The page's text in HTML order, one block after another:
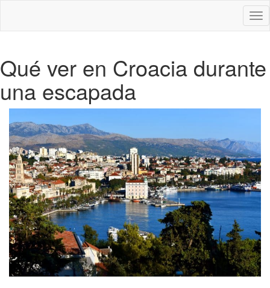
Qué ver en Croacia durante
una escapada